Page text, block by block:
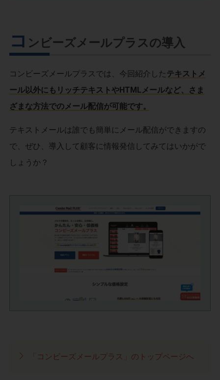
コ ンビーズメールプラスの導入
コンビーズメールプラスでは、今回紹介した テキストメ
ール以外にもリッチテキストやHTMLメールなど、さま
ざまな方法でのメール配信が可能です。
テキストメールは誰でも簡単にメール配信ができますの
で、ぜひ、導入して顧客に情報発信してみてはいかがで
しょうか？
「コンビーズメールプラス」のトップページへ